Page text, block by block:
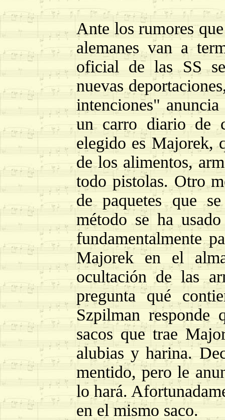
Ante los rumores
alemanes van a
oficial de las SS
nuevas
intenciones"
un carro diario de
elegido es Majorek,
de los alimentos,
todo pistolas. Otro
de paquetes que
método se ha
fundamentalmente
Majorek en el
ocultación de las
pregunta qué
Szpilman responde
sacos que trae
alubias y harina.
mentido, pero le
lo hará.
en el mismo saco.